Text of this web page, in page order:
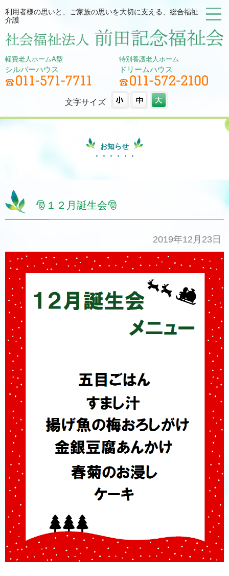
利用者様の思いと、ご家族の思いを大切に支える、総合福祉
介護
軽費老人ホームA型
シルバーハウス
特別養護老人ホーム
ドリームハウス
文字サイズ
お知らせ
🎅１２月誕生会🎅
2019年12月23日